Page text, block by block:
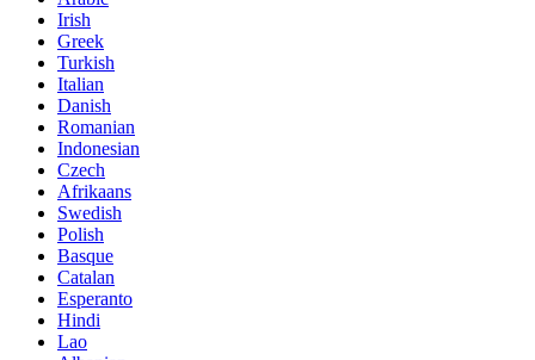
Irish
Greek
Turkish
Italian
Danish
Romanian
Indonesian
Czech
Afrikaans
Swedish
Polish
Basque
Catalan
Esperanto
Hindi
Lao